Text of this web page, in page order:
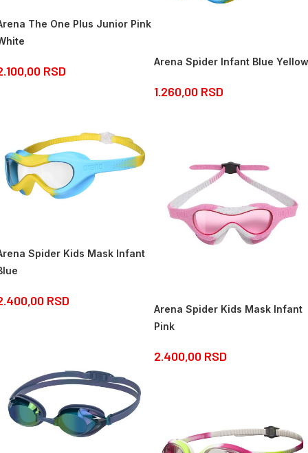
The One Plus Junior Pink
RSD
Arena Spider Infant Blue Yellow
1.260,00 RSD
Spider Kids Mask Infant
RSD
Arena Spider Kids Mask Infant
Pink
2.400,00 RSD